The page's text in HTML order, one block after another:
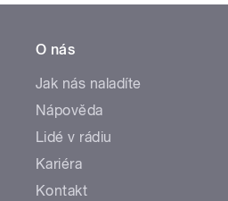
O nás
Jak nás naladíte
Nápověda
Lidé v rádiu
Kariéra
Kontakt